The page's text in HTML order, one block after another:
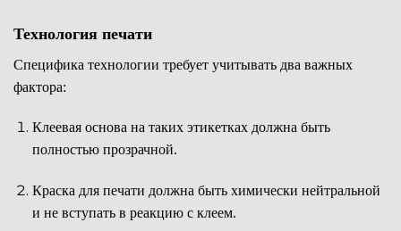
Технология печати
Специфика технологии требует учитывать два важных
фактора:
Клеевая основа на таких этикетках должна быть
полностью прозрачной.
Краска для печати должна быть химически нейтральной
и не вступать в реакцию с клеем.